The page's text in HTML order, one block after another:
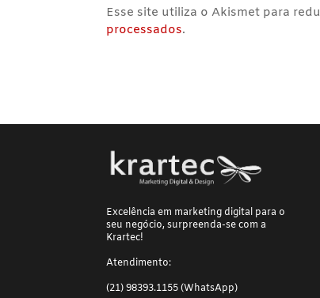
Esse site utiliza o Akismet para
processados.
Excelência em marketing digital para o
seu negócio, surpreenda-se com a
Krartec!
Atendimento:
(21) 98393.1155 (WhatsApp)